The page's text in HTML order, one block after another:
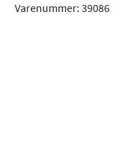
Varenummer: 39086